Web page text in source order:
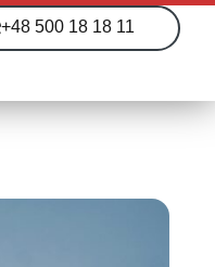
+48 500 18 18 11